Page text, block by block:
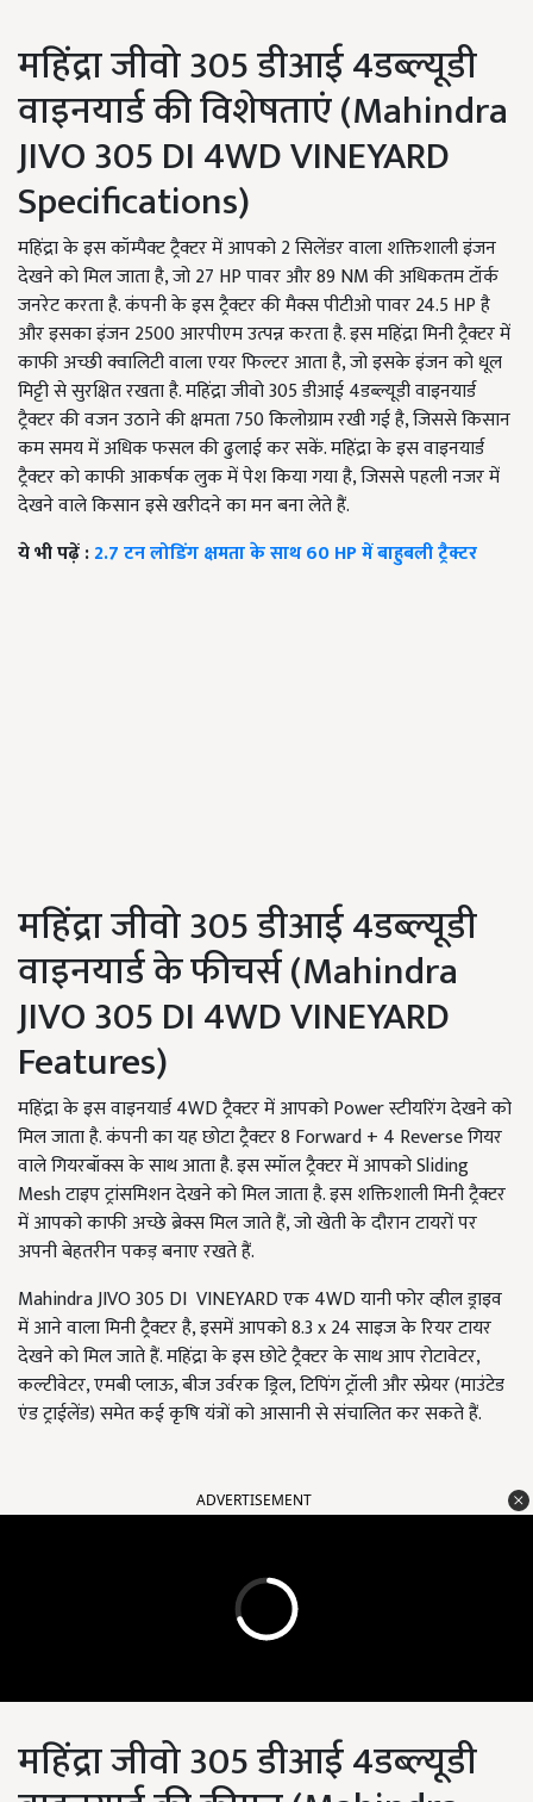
महिंद्रा जीवो 305 डीआई 4डब्ल्यूडी
वाइनयार्ड की विशेषताएं (Mahindra
JIVO 305 DI 4WD VINEYARD
Specifications)
महिंद्रा के इस कॉम्पैक्ट ट्रैक्टर में आपको 2 सिलेंडर वाला शक्तिशाली इंजन
देखने को मिल जाता है, जो 27 HP पावर और 89 NM की अधिकतम टॉर्क
जनरेट करता है. कंपनी के इस ट्रैक्टर की मैक्स पीटीओ पावर 24.5 HP है
और इसका इंजन 2500 आरपीएम उत्पन्न करता है. इस महिंद्रा मिनी ट्रैक्टर में
काफी अच्छी क्वालिटी वाला एयर फिल्टर आता है, जो इसके इंजन को धूल
मिट्टी से सुरक्षित रखता है. महिंद्रा जीवो 305 डीआई 4डब्ल्यूडी वाइनयार्ड
ट्रैक्टर की वजन उठाने की क्षमता 750 किलोग्राम रखी गई है, जिससे किसान
कम समय में अधिक फसल की ढुलाई कर सकें. महिंद्रा के इस वाइनयार्ड
ट्रैक्टर को काफी आकर्षक लुक में पेश किया गया है, जिससे पहली नजर में
देखने वाले किसान इसे खरीदने का मन बना लेते हैं.
ये भी पढ़ें :2.7 टन लोडिंग क्षमता के साथ 60 HP में बाहुबली ट्रैक्टर
महिंद्रा जीवो 305 डीआई 4डब्ल्यूडी
वाइनयार्ड के फीचर्स (Mahindra
JIVO 305 DI 4WD VINEYARD
Features)
महिंद्रा के इस वाइनयार्ड 4WD ट्रैक्टर में आपको Power स्टीयरिंग देखने को
मिल जाता है. कंपनी का यह छोटा ट्रैक्टर 8 Forward + 4 Reverse गियर
वाले गियरबॉक्स के साथ आता है. इस स्मॉल ट्रैक्टर में आपको Sliding
Mesh टाइप ट्रांसमिशन देखने को मिल जाता है. इस शक्तिशाली मिनी ट्रैक्टर
में आपको काफी अच्छे ब्रेक्स मिल जाते हैं, जो खेती के दौरान टायरों पर
अपनी बेहतरीन पकड़ बनाए रखते हैं.
Mahindra JIVO 305 DI VINEYARD एक 4WD यानी फोर व्हील ड्राइव
में आने वाला मिनी ट्रैक्टर है, इसमें आपको 8.3 x 24 साइज के रियर टायर
देखने को मिल जाते हैं. महिंद्रा के इस छोटे ट्रैक्टर के साथ आप रोटावेटर,
कल्टीवेटर, एमबी प्लाऊ, बीज उर्वरक ड्रिल, टिपिंग ट्रॉली और स्प्रेयर (माउंटेड
एंड ट्राईलेंड) समेत कई कृषि यंत्रों को आसानी से संचालित कर सकते हैं.
ADVERTISEMENT
महिंद्रा जीवो 305 डीआई 4डब्ल्यूडी